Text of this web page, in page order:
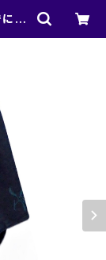
にむ